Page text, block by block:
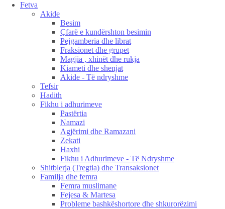
Fetva
Akide
Besim
Çfarë e kundërshton besimin
Pejgamberia dhe librat
Fraksionet dhe grupet
Magjia , xhinët dhe rukja
Kiameti dhe shenjat
Akide - Të ndryshme
Tefsir
Hadith
Fikhu i adhurimeve
Pastërtia
Namazi
Agjërimi dhe Ramazani
Zekati
Haxhi
Fikhu i Adhurimeve - Të Ndryshme
Shitblerja (Tregtia) dhe Transaksionet
Familja dhe femra
Femra muslimane
Fejesa & Martesa
Probleme bashkëshortore dhe shkurorëzimi